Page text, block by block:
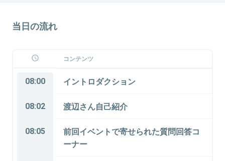
当日の流れ
コンテンツ
08:00 イントロダクション
08:02 渡辺さん自己紹介
08:05
前回イベントで寄せられた質問回答コ
ーナー